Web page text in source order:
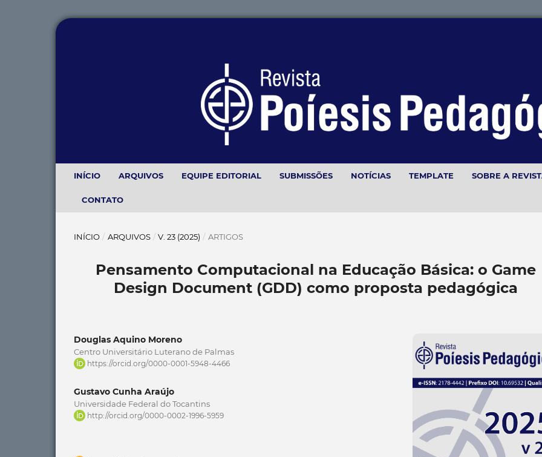
INÍCIO ARQUIVOS EQUIPE EDITORIAL SUBMISSÕES NOTÍCIAS TEMPLATE SOBRE A
CONTATO
INÍCIO / ARQUIVOS / V. 23 (2025) / ARTIGOS
Pensamento Computacional na Educação Básica: o Game
Design Document (GDD) como proposta pedagógica
Douglas Aquino Moreno
Centro Universitário Luterano de Palmas
https://orcid.org/0000-0001-5948-4466
Gustavo Cunha Araújo
Universidade Federal do Tocantins
http://orcid.org/0000-0002-1996-5959